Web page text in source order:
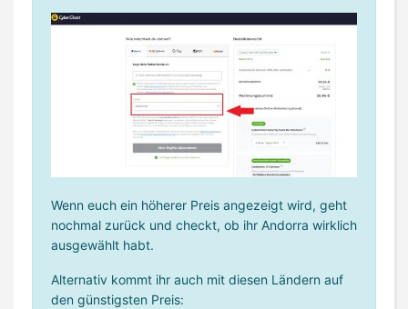
Wenn euch ein höherer Preis angezeigt wird, geht
nochmal zurück und checkt, ob ihr Andorra wirklich
ausgewählt habt.
Alternativ kommt ihr auch mit diesen Ländern auf
den günstigsten Preis: